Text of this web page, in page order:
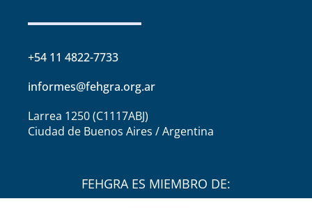
+54 11 4822-7733
informes@fehgra.org.ar
Larrea 1250 (C1117ABJ)
Ciudad de Buenos Aires / Argentina
FEHGRA ES MIEMBRO DE: